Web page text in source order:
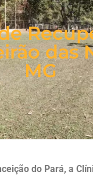
das
MG
do Pará, a